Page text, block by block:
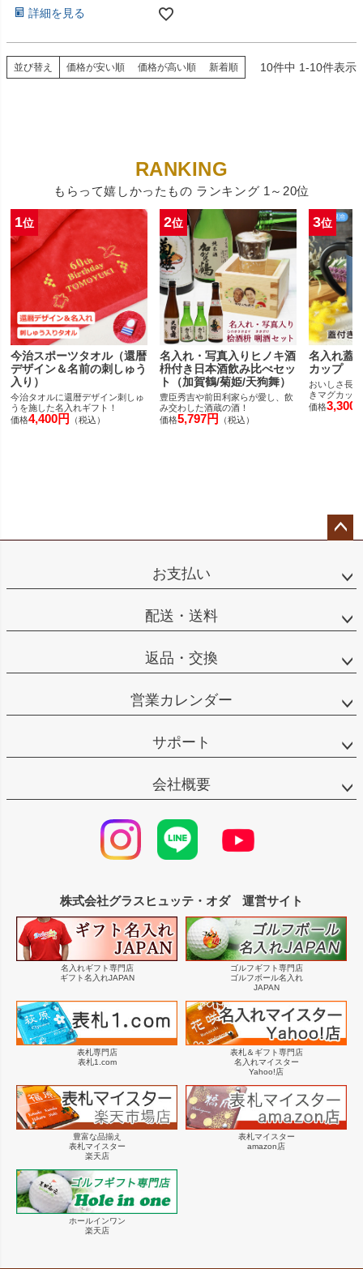
詳細を見る
並び替え 価格が安い順 価格が高い順 新着順 10件中 1-10件表示
もらって嬉しかったもの ランキング 1～20位
1位
今治スポーツタオル（還暦
デザイン＆名前の刺しゅう
入り）
今治タオルに還暦デザイン刺しゅ
うを施した名入れギフト！
価格4,400円 （税込）
2位
名入れ・写真入りヒノキ酒
枡付き日本酒飲み比べセッ
ト（加賀鶴/菊姫/天狗舞）
豊臣秀吉や前田利家らが愛し、飲
み交わした酒蔵の酒！
価格5,797円 （税込）
3位
名入れ蓋
カップ
おいしさ長
きマグカップ
価格3,300
ップ
お支払い
配送・送料
返品・交換
営業カレンダー
サポート
会社概要
株式会社グラスヒュッテ・オダ 運営サイト
名入れギフト専門店
ギフト名入れJAPAN
ゴルフギフト専門店
ゴルフボール名入れ
JAPAN
表札専門店
表札1.com
表札＆ギフト専門店
名入れマイスター
Yahoo!店
豊富な品揃え
表札マイスター
楽天店
表札マイスター
amazon店
ホールインワン
楽天店